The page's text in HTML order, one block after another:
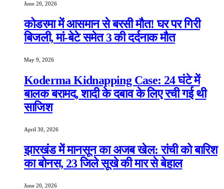
June 20, 2026
कोडरमा में आसमान से बरसी मौत! घर पर गिरी
बिजली, मां-बेटे समेत 3 की दर्दनाक मौत
May 9, 2026
Koderma Kidnapping Case: 24 घंटे में
बालक बरामद, शादी के दबाव के लिए रची गई थी
साजिश
April 30, 2026
झारखंड में मानसून का अजब खेल: रांची को बारिश
का बोनस, 23 जिले सूखे की मार से बेहाल
June 20, 2026